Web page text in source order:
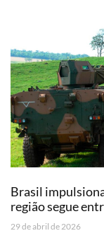
Brasil
região segue
29 de abril de 2026